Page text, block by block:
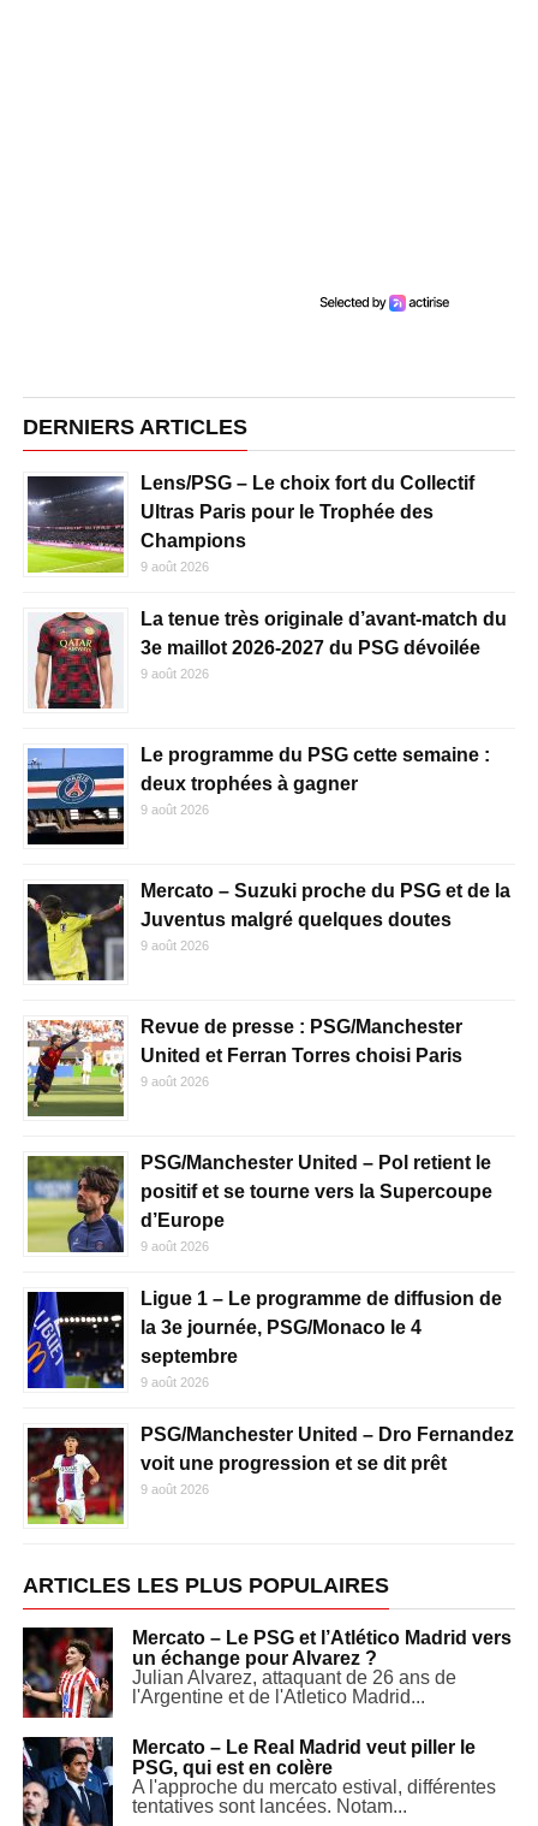
DERNIERS ARTICLES
Lens/PSG – Le choix fort du Collectif
Ultras Paris pour le Trophée des
Champions
9 août 2026
La tenue très originale d’avant-match du
3e maillot 2026-2027 du PSG dévoilée
9 août 2026
Le programme du PSG cette semaine :
deux trophées à gagner
9 août 2026
Mercato – Suzuki proche du PSG et de la
Juventus malgré quelques doutes
9 août 2026
Revue de presse : PSG/Manchester
United et Ferran Torres choisi Paris
9 août 2026
PSG/Manchester United – Pol retient le
positif et se tourne vers la Supercoupe
d’Europe
9 août 2026
Ligue 1 – Le programme de diffusion de
la 3e journée, PSG/Monaco le 4
septembre
9 août 2026
PSG/Manchester United – Dro Fernandez
voit une progression et se dit prêt
9 août 2026
ARTICLES LES PLUS POPULAIRES
Mercato – Le PSG et l’Atlético Madrid vers
un échange pour Alvarez ?
Julian Alvarez, attaquant de 26 ans de
l'Argentine et de l'Atletico Madrid...
Mercato – Le Real Madrid veut piller le
PSG, qui est en colère
A l'approche du mercato estival, différentes
tentatives sont lancées. Notam...